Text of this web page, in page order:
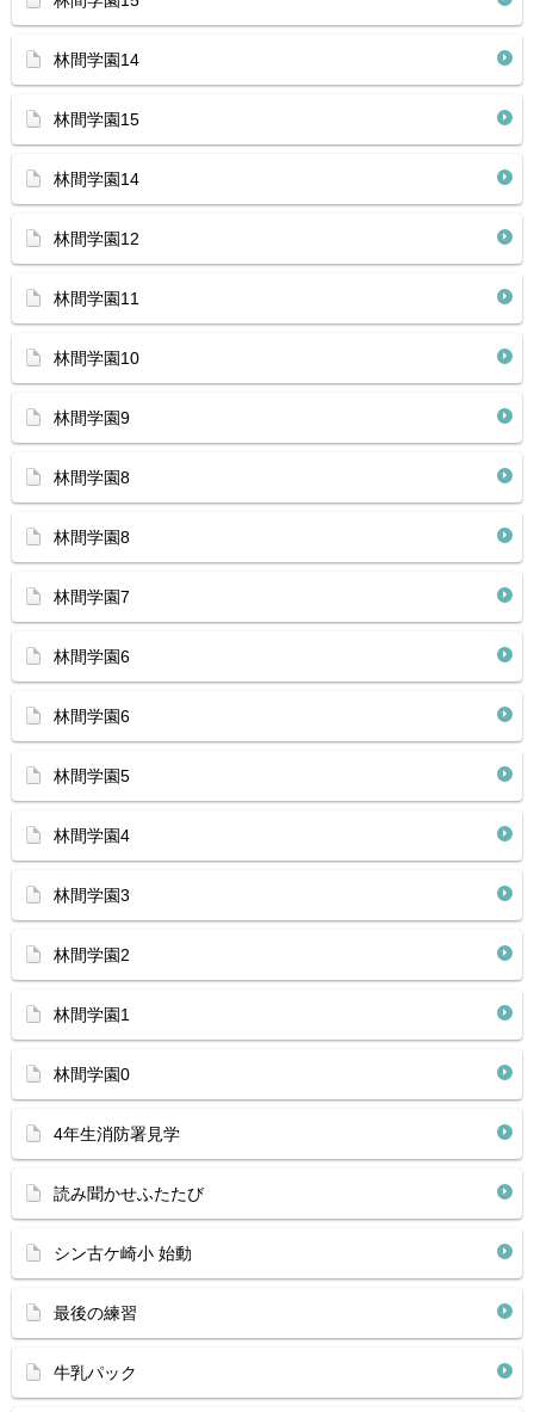
林間学園14
林間学園15
林間学園14
林間学園12
林間学園11
林間学園10
林間学園9
林間学園8
林間学園8
林間学園7
林間学園6
林間学園6
林間学園5
林間学園4
林間学園3
林間学園2
林間学園1
林間学園0
4年生消防署見学
読み聞かせふたたび
シン古ケ崎小 始動
最後の練習
牛乳パック